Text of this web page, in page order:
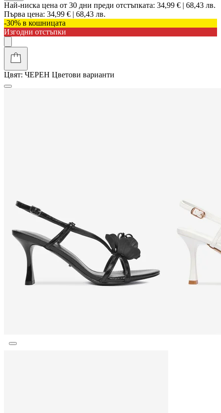
Най-ниска цена от 30 дни преди отстъпката: 34,99 € | 68,43 лв.
Първа цена: 34,99 € | 68,43 лв.
-30% в кошницата
Изгодни отстъпки
Цвят: ЧЕРЕН Цветови варианти